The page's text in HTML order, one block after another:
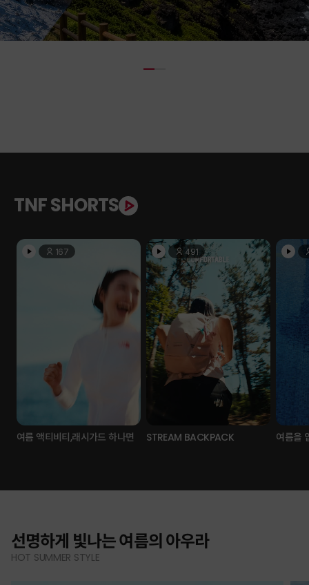
TNF SHORTS
167
여름 액티비티,래시가드 하나면
491
STREAM BACKPACK 여름을
선명하게 빛나는 여름의 아우라
HOT SUMMER STYLE